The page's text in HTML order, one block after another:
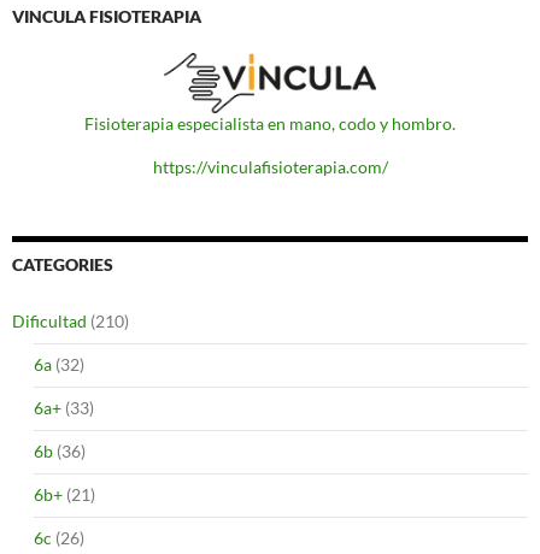
VINCULA FISIOTERAPIA
Fisioterapia especialista en mano, codo y hombro.
https://vinculafisioterapia.com/
CATEGORIES
Dificultad (210)
6a (32)
6a+ (33)
6b (36)
6b+ (21)
6c (26)